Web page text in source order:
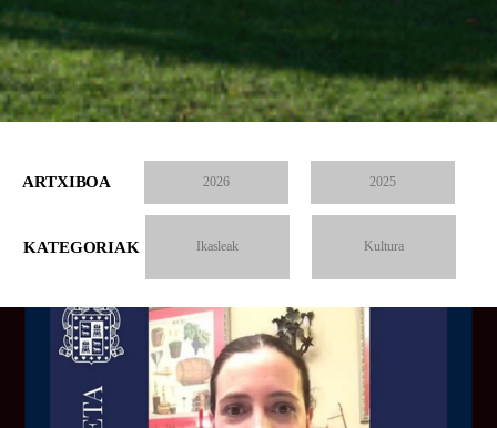
ARTXIBOA 2026 2025
KATEGORIAK Ikasleak Kultura